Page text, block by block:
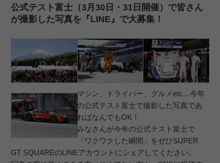
公式テスト富士（3月30日・31日開催）で皆さん
が撮影した写真を『LINE』で大募集！
マシン、ドライバー、グルメetc…今年
の公式テスト富士で撮影した写真であ
ればなんでもOK！
みなさんが今年の公式テスト富士で
「ワクワクした瞬間」をぜひSUPER
GT SQUAREのLINEアカウントにシェアしてください。